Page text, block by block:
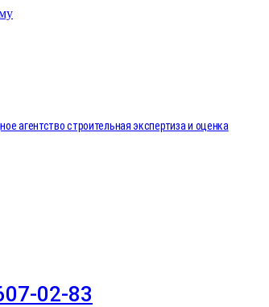
агентство строительная экспертиза и оценка
02-83